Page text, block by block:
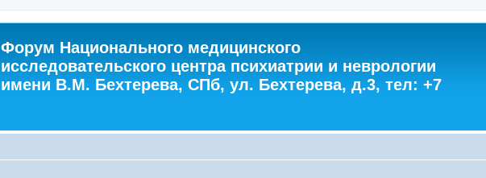
Форум Национального медицинского
исследовательского центра психиатрии и неврологии
имени В.М. Бехтерева, СПб, ул. Бехтерева, д.3, тел: +7